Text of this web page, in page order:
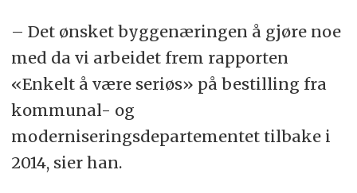
– Det ønsket byggenæringen å gjøre noe
med da vi arbeidet frem rapporten
«Enkelt å være seriøs» på bestilling fra
kommunal- og
moderniseringsdepartementet tilbake i
2014, sier han.